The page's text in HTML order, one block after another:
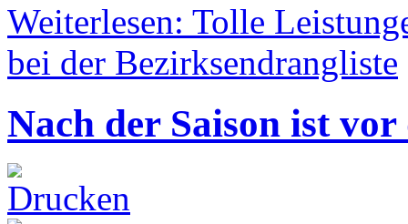
Weiterlesen: Tolle
bei der Bezirksendrangliste
Nach der Saison ist vor